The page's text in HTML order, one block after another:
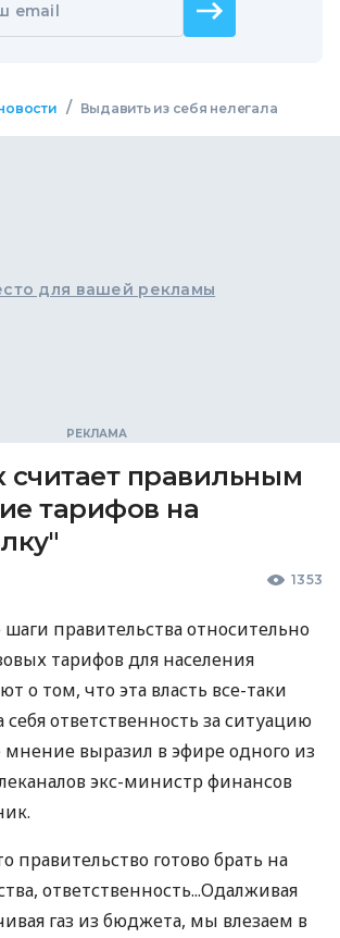
email
/ Выдавить из себя нелегала
для вашей рекламы
считает правильным
тарифов на
1353
правительства относительно
тарифов для населения
о том, что эта власть все-таки
себя ответственность за ситуацию
мнение выразил в эфире одного из
экс-министр финансов
правительство готово брать на
ответственность...Одалживая
газ из бюджета, мы влезаем в